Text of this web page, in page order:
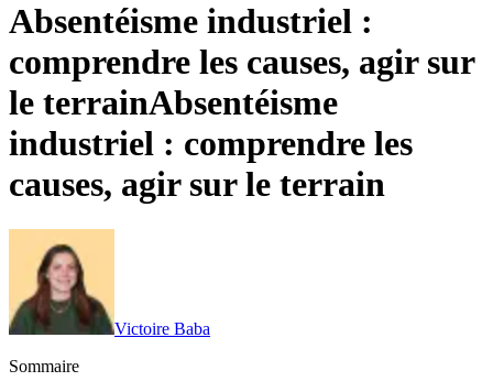
Absentéisme industriel :
comprendre les causes, agir sur
le terrainAbsentéisme
industriel : comprendre les
causes, agir sur le terrain
Victoire Baba
Sommaire